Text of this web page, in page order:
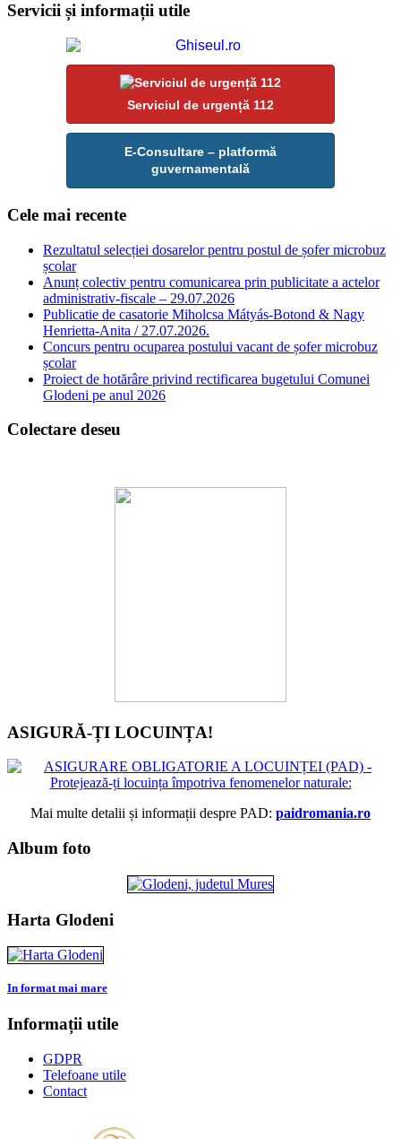
Servicii și informații utile
Serviciul de urgență 112
E-Consultare – platformă
guvernamentală
Cele mai recente
Rezultatul selecției dosarelor pentru postul de șofer microbuz
școlar
Anunț colectiv pentru comunicarea prin publicitate a actelor
administrativ-fiscale – 29.07.2026
Publicatie de casatorie Miholcsa Mátyás-Botond & Nagy
Henrietta-Anita / 27.07.2026.
Concurs pentru ocuparea postului vacant de șofer microbuz
școlar
Proiect de hotărâre privind rectificarea bugetului Comunei
Glodeni pe anul 2026
Colectare deseu
ASIGURĂ-ȚI LOCUINȚA!
Mai multe detalii și informații despre PAD: paidromania.ro
Album foto
Harta Glodeni
In format mai mare
Informații utile
GDPR
Telefoane utile
Contact